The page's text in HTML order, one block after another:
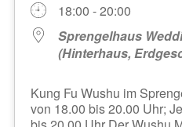
18:00 - 20:00
Sprengelhaus
(Hinterhaus,
Kung Fu Wushu im
von 18.00 bis 20.00 Uhr;